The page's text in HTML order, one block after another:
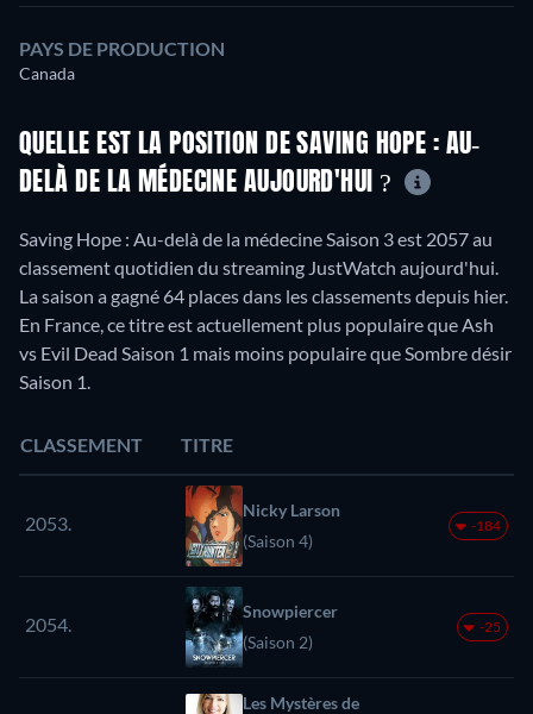
PAYS DE PRODUCTION
Canada
QUELLE EST LA POSITION DE SAVING HOPE : AU-
DELÀ DE LA MÉDECINE AUJOURD'HUI ?
Saving Hope : Au-delà de la médecine Saison 3 est 2057 au
classement quotidien du streaming JustWatch aujourd'hui.
La saison a gagné 64 places dans les classements depuis hier.
En France, ce titre est actuellement plus populaire que Ash
vs Evil Dead Saison 1 mais moins populaire que Sombre désir
Saison 1.
CLASSEMENT TITRE
2053.
Nicky Larson
(Saison 4)
-184
2054.
Snowpiercer
(Saison 2)
-25
Les Mystères de